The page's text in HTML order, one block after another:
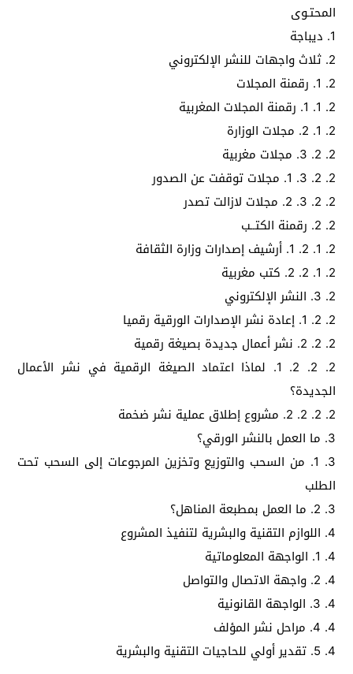
المحتـوى
1. ديباجة
2. ثلاث واجهات للنشر الإلكتروني
2. 1. رقمنة المجلات
2. 1. 1. رقمنة المجلات المغربية
2. 1. 2. مجلات الوزارة
2. 2. 3. مجلات مغربية
2. 2. 3. 1. مجلات توقفت عن الصدور
2. 2. 3. 2. مجلات لازالت تصدر
2. 2. رقمنة الكتــب
2. 1. 2. 1. أرشيف إصدارات وزارة الثقافة
2. 1. 2. 2. كتب مغربية
2. 3. النشر الإلكتروني
2. 2. 1. إعادة نشر الإصدارات الورقية رقميا
2. 2. 2. نشر أعمال جديدة بصيغة رقمية
2. 2. 2. 1. لماذا اعتماد الصيغة الرقمية في نشر الأعمال
الجديدة؟
2. 2. 2. 2. مشروع إطلاق عملية نشر ضخمة
3. ما العمل بالنشر الورقي؟
3. 1. من السحب والتوزيع وتخزين المرجوعات إلى السحب تحت
الطلب
3. 2. ما العمل بمطبعة المناهل؟
4. اللوازم التقنية والبشرية لتنفيذ المشروع
4. 1. الواجهة المعلوماتية
4. 2. واجهة الاتصال والتواصل
4. 3. الواجهة القانونية
4. 4. مراحل نشر المؤلف
4. 5. تقدير أولي للحاجيات التقنية والبشرية